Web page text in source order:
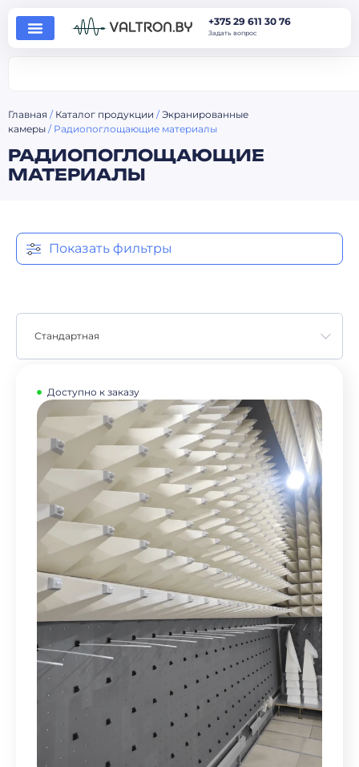
+375 29 611 30 76
Задать вопрос
Главная / Каталог продукции /Экранированные
камеры / Радиопоглощающие материалы
РАДИОПОГЛОЩАЮЩИЕ
МАТЕРИАЛЫ
Показать фильтры
Стандартная
Доступно к заказу